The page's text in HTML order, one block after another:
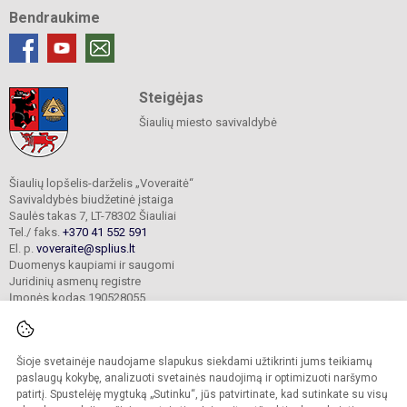
Šioje svetainėje naudojame slapukus siekdami užtikrinti jums teikiamų
paslaugų kokybę, analizuoti svetainės naudojimą ir optimizuoti naršymo
patirtį. Spustelėję mygtuką „Sutinku“, jūs patvirtinate, kad sutinkate su visų
Bendraukime
Steigėjas
Šiaulių miesto savivaldybė
Šiaulių lopšelis-darželis „Voveraitė“
Savivaldybės biudžetinė įstaiga
Saulės takas 7, LT-78302 Šiauliai
Tel./ faks. +370 41 552 591
El. p. voveraite@splius.lt
Duomenys kaupiami ir saugomi
Juridinių asmenų registre
Įmonės kodas 190528055
© 2025. Šiaulių lopšelis-darželis „Voveraitė“. Visos teisės saugomos.
Kopijuoti turinį be raštiško įstaigos administracijos sutikimo griežtai draudžiama.
Prieinamumo paraiška Slapukų valdymas